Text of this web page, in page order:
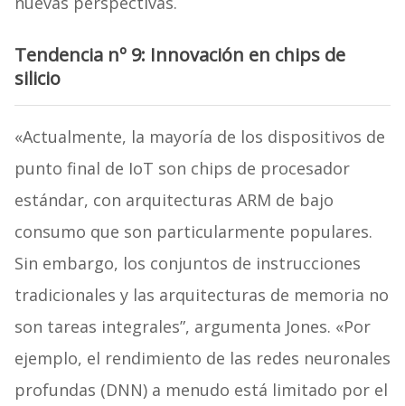
Tendencia nº 9: Innovación en chips de
silicio
«Actualmente, la mayoría de los dispositivos de
punto final de IoT son chips de procesador
estándar, con arquitecturas ARM de bajo
consumo que son particularmente populares.
Sin embargo, los conjuntos de instrucciones
tradicionales y las arquitecturas de memoria no
son tareas integrales”, argumenta Jones. «Por
ejemplo, el rendimiento de las redes neuronales
profundas (DNN) a menudo está limitado por el